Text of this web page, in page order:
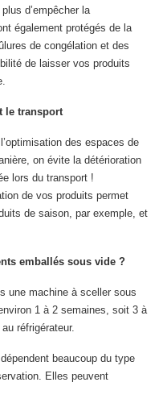
d’empêcher la
également protégés de la
de congélation et des
de laisser vos produits
le transport
des espaces de
on évite la détérioration
lors du transport !
de vos produits permet
de saison, par exemple, et
emballés sous vide ?
une machine à sceller sous
1 à 2 semaines, soit 3 à
réfrigérateur.
beaucoup du type
Elles peuvent